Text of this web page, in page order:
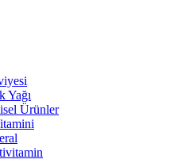
Yağı
Ürünler